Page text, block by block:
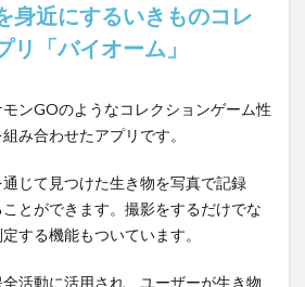
身近にするいきものコレ
リ「バイオーム」
モンGOのようなコレクションゲーム性
み合わせたアプリです。
じて見つけた生き物を写真で記録
とができます。撮影をするだけでな
する機能もついています。
活動に活用され、ユーザーが生き物